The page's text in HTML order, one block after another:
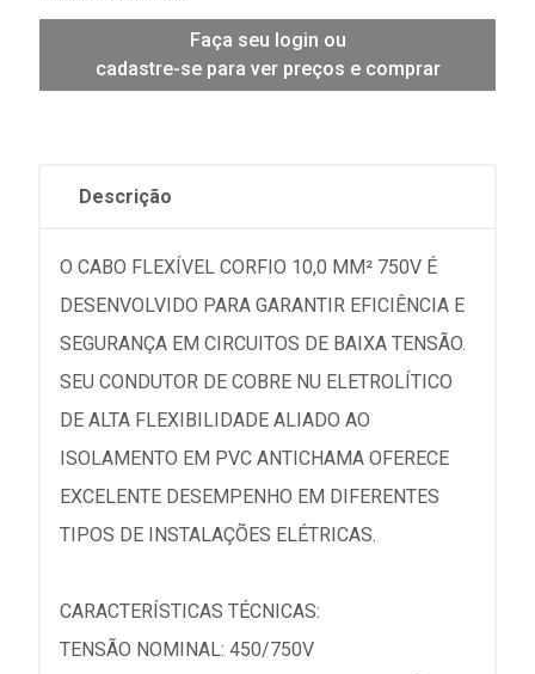
Faça seu login ou
cadastre-se para ver preços e comprar
Descrição
O CABO FLEXÍVEL CORFIO 10,0 MM² 750V É
DESENVOLVIDO PARA GARANTIR EFICIÊNCIA E
SEGURANÇA EM CIRCUITOS DE BAIXA TENSÃO.
SEU CONDUTOR DE COBRE NU ELETROLÍTICO
DE ALTA FLEXIBILIDADE ALIADO AO
ISOLAMENTO EM PVC ANTICHAMA OFERECE
EXCELENTE DESEMPENHO EM DIFERENTES
TIPOS DE INSTALAÇÕES ELÉTRICAS.
CARACTERÍSTICAS TÉCNICAS:
TENSÃO NOMINAL: 450/750V